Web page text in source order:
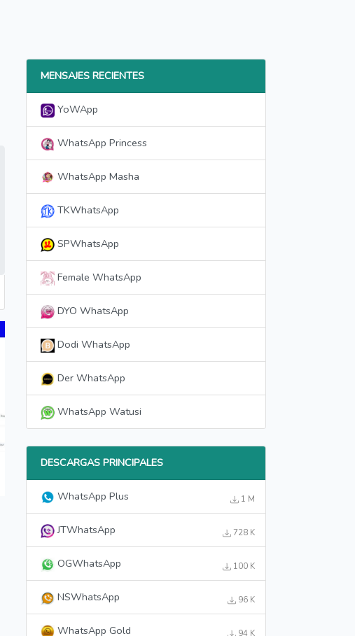
MENSAJES RECIENTES
YoWApp
WhatsApp Princess
WhatsApp Masha
TKWhatsApp
SPWhatsApp
Female WhatsApp
DYO WhatsApp
Dodi WhatsApp
Der WhatsApp
WhatsApp Watusi
DESCARGAS PRINCIPALES
WhatsApp Plus 1 M
JTWhatsApp 728 K
OGWhatsApp 100 K
NSWhatsApp 96 K
WhatsApp Gold 94 K